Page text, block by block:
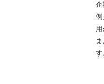
企
例
用
す